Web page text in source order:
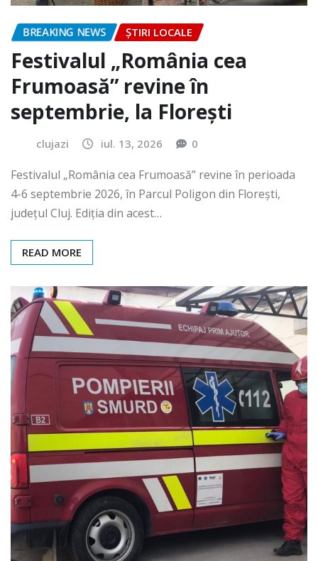
BREAKING NEWS ȘTIRI LOCALE
Festivalul „România cea
Frumoasă” revine în
septembrie, la Florești
clujazi iul. 13, 2026 0
Festivalul „România cea Frumoasă” revine în perioada
4-6 septembrie 2026, în Parcul Poligon din Floreşti,
județul Cluj. Ediția din acest…
READ MORE